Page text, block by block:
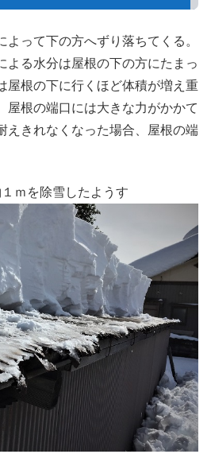
よって下の方へずり落ちてくる。
よる水分は屋根の下の方にたまっ
屋根の下に行くほど体積が増え重
屋根の端口には大きな力がかかて
えきれなくなった場合、屋根の端
ｍを除雪したようす